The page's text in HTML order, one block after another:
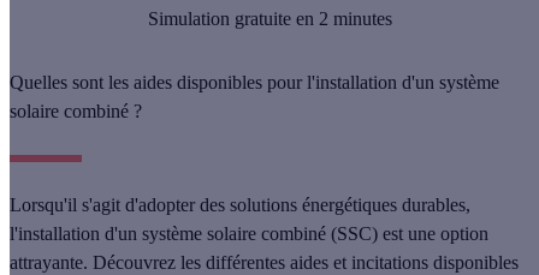
Simulation gratuite en 2 minutes
Quelles sont les aides disponibles pour l'installation d'un système
solaire combiné ?
Lorsqu'il s'agit d'adopter des solutions énergétiques durables,
l'installation d'un système solaire combiné (SSC) est une option
attrayante. Découvrez les différentes aides et incitations disponibles